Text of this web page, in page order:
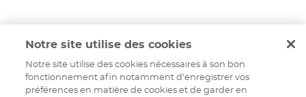
Notre site utilise des cookies
Notre site utilise des cookies nécessaires à son bon
fonctionnement afin notamment d’enregistrer vos
préférences en matière de cookies et de garder en